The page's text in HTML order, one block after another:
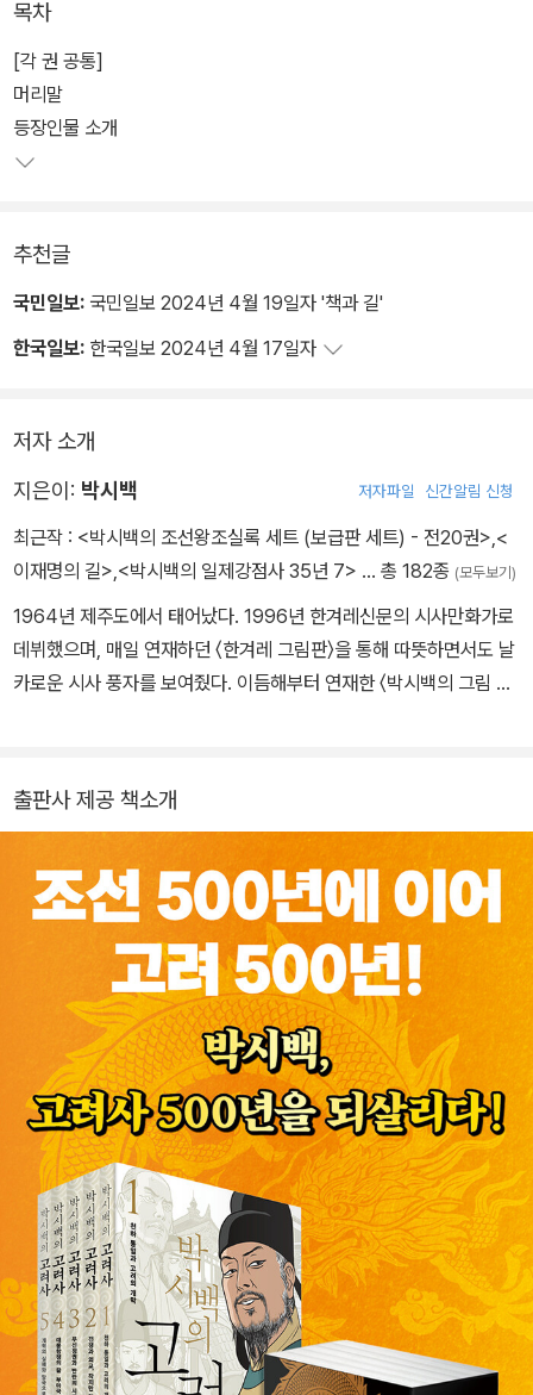
져들게 하는 만화적 흡인력까지. ‘Korea’의 원조, 한반도 최초의 통
일 국가, 지금껏 한 번도 제대로 알지 못했던 고려왕조 500년, 이제
박시백의 만화로 생생히 되살아난다.
목차
[각 권 공통]
머리말
등장인물 소개
추천글
국민일보: 국민일보 2024년 4월 19일자 '책과 길'
한국일보: 한국일보 2024년 4월 17일자
저자 소개
지은이: 박시백 저자파일 신간알림 신청
최근작 : <박시백의 조선왕조실록 세트 (보급판 세트) - 전20권>,<
이재명의 길>,<박시백의 일제강점사 35년 7> … 총 182종 (모두보기)
1964년 제주도에서 태어났다. 1996년 한겨레신문의 시사만화가로
데뷔했으며, 매일 연재하던 〈한겨레 그림판〉을 통해 따뜻하면서도 날
카로운 시사 풍자를 보여줬다. 이듬해부터 연재한 〈박시백의 그림 세
신문사를 그만두었다. 2003년 《박시백의 조선왕조실록》 첫 권이 출
조선시대 사관의 심정으로 500년 역사를 20권의 책에 담아내 2013
년 완간했다. 13년간의 대장정을 마감한 그해 부천만화대상을 수상했
다. 2020년 일제강점사를 다룬 《35년》 전 7권을 내놓았고, 2024
년 《박시백의 고려사》 전 5권을 출간하며 한반도 역사상 가장 역동적
인 나라 고려의 500년 역사를 생동감 있게 되살려냈다.
출판사 제공 책소개